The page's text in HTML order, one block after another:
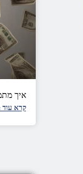
איך
קרא עוד